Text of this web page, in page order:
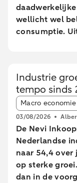
wellicht wel
consumptie.
blijkt uit een
Industrie
tempo sinds
Article tags:
Macro economie
03/08/2026
De Nevi
Nederlandse
naar 54,4
op sterke
dan in de